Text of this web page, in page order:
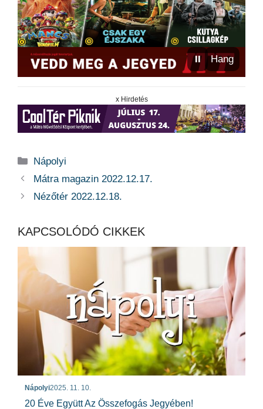
⏸ Hang
x Hirdetés
Kategória
Nápolyi
Mátra magazin 2022.12.17.
Nézőtér 2022.12.18.
KAPCSOLÓDÓ CIKKEK
Nápolyi2025. 11. 10.
20 Éve Együtt Az Összefogás Jegyében!